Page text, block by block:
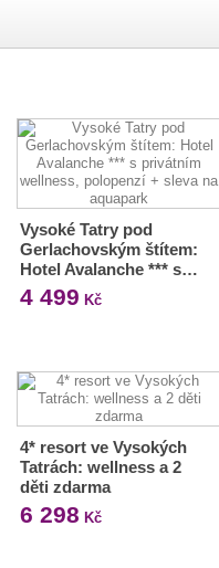
Vysoké Tatry pod
Gerlachovským štítem:
Hotel Avalanche *** s…
4 499 Kč
4* resort ve Vysokých
Tatrách: wellness a 2
děti zdarma
6 298 Kč